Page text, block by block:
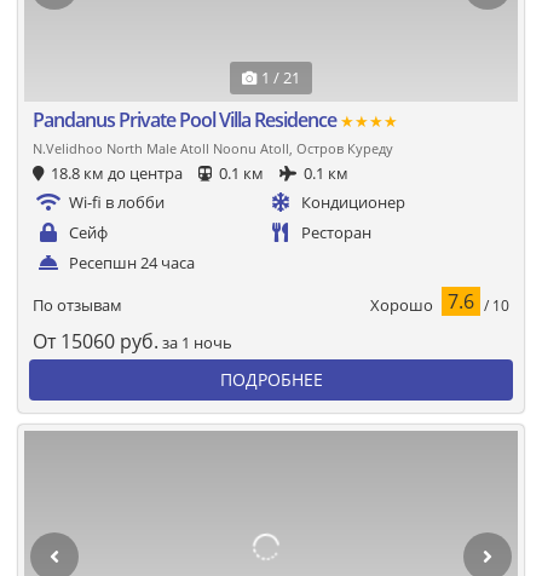
1 / 21
Pandanus Private Pool Villa Residence★★★★
N.Velidhoo North Male Atoll Noonu Atoll, Остров Куреду
18.8 км до центра 0.1 км
0.1 км
Wi-fi в лобби
Кондиционер
Сейф
Ресторан
Ресепшн 24 часа
По отзывам Хорошо 7.6 / 10
От 15060 руб. за 1 ночь
ПОДРОБНЕЕ